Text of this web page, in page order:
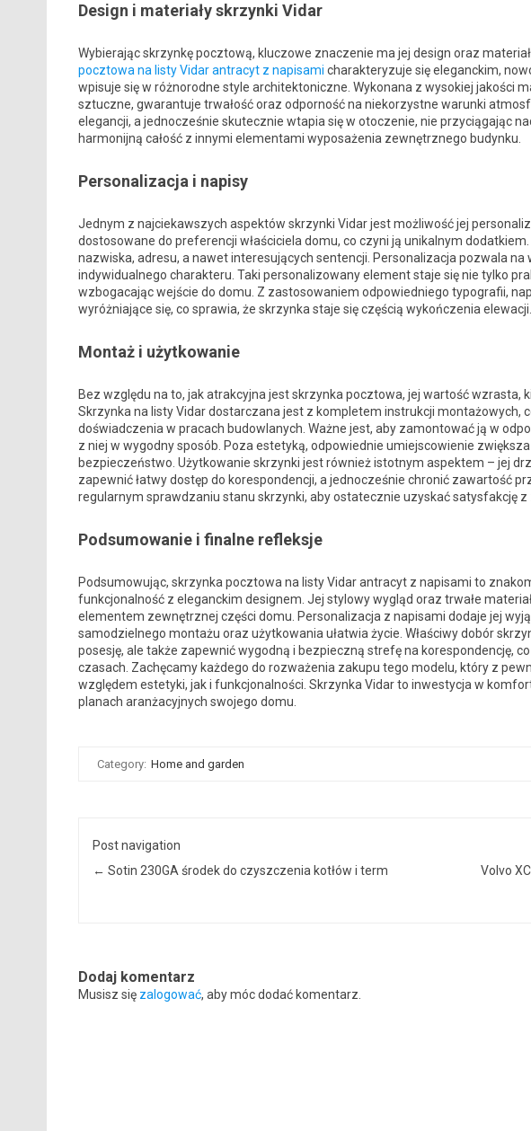
Design i materiały skrzynki Vidar
Wybierając skrzynkę pocztową, kluczowe znaczenie ma jej design oraz
pocztowa na listy Vidar antracyt z napisami charakteryzuje się eleganckim,
wpisuje się w różnorodne style architektoniczne. Wykonana z wysokiej jakości
sztuczne, gwarantuje trwałość oraz odporność na niekorzystne warunki
elegancji, a jednocześnie skutecznie wtapia się w otoczenie, nie przyciągając
harmonijną całość z innymi elementami wyposażenia zewnętrznego budynku.
Personalizacja i napisy
Jednym z najciekawszych aspektów skrzynki Vidar jest możliwość jej
dostosowane do preferencji właściciela domu, co czyni ją unikalnym
nazwiska, adresu, a nawet interesujących sentencji. Personalizacja pozwala
indywidualnego charakteru. Taki personalizowany element staje się nie tylko
wzbogacając wejście do domu. Z zastosowaniem odpowiedniego typografii,
wyróżniające się, co sprawia, że skrzynka staje się częścią wykończenia elewacji.
Montaż i użytkowanie
Bez względu na to, jak atrakcyjna jest skrzynka pocztowa, jej wartość wzrasta,
Skrzynka na listy Vidar dostarczana jest z kompletem instrukcji montażowych,
doświadczenia w pracach budowlanych. Ważne jest, aby zamontować ją w
z niej w wygodny sposób. Poza estetyką, odpowiednie umiejscowienie
bezpieczeństwo. Użytkowanie skrzynki jest również istotnym aspektem – jej
zapewnić łatwy dostęp do korespondencji, a jednocześnie chronić zawartość
regularnym sprawdzaniu stanu skrzynki, aby ostatecznie uzyskać satysfakcję z
Podsumowanie i finalne refleksje
Podsumowując, skrzynka pocztowa na listy Vidar antracyt z napisami to
funkcjonalność z eleganckim designem. Jej stylowy wygląd oraz trwałe
elementem zewnętrznej części domu. Personalizacja z napisami dodaje jej
samodzielnego montażu oraz użytkowania ułatwia życie. Właściwy dobór
posesję, ale także zapewnić wygodną i bezpieczną strefę na korespondencję,
czasach. Zachęcamy każdego do rozważenia zakupu tego modelu, który z
względem estetyki, jak i funkcjonalności. Skrzynka Vidar to inwestycja w
planach aranżacyjnych swojego domu.
Category: Home and garden
Post navigation
← Sotin 230GA środek do czyszczenia kotłów i term
Volvo
Dodaj komentarz
Musisz się zalogować, aby móc dodać komentarz.